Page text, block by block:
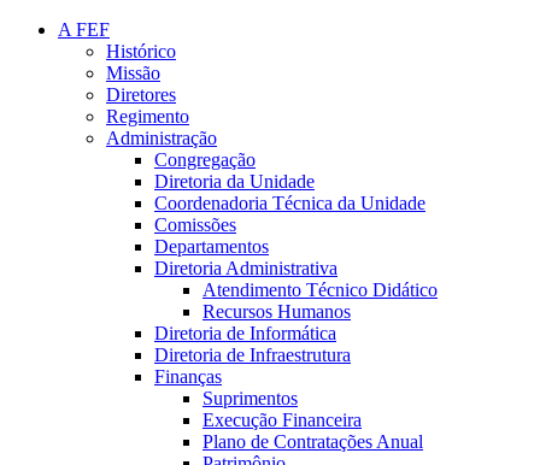
A FEF
Histórico
Missão
Diretores
Regimento
Administração
Congregação
Diretoria da Unidade
Coordenadoria Técnica da Unidade
Comissões
Departamentos
Diretoria Administrativa
Atendimento Técnico Didático
Recursos Humanos
Diretoria de Informática
Diretoria de Infraestrutura
Finanças
Suprimentos
Execução Financeira
Plano de Contratações Anual